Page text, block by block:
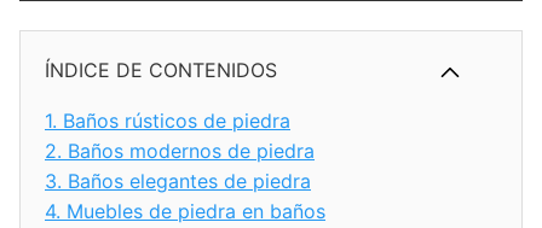
ÍNDICE DE CONTENIDOS
1. Baños rústicos de piedra
2. Baños modernos de piedra
3. Baños elegantes de piedra
4. Muebles de piedra en baños